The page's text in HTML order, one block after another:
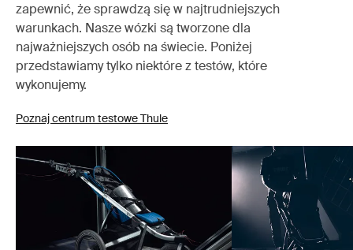
zapewnić, że sprawdzą się w najtrudniejszych
warunkach. Nasze wózki są tworzone dla
najważniejszych osób na świecie. Poniżej
przedstawiamy tylko niektóre z testów, które
wykonujemy.
Poznaj centrum testowe Thule